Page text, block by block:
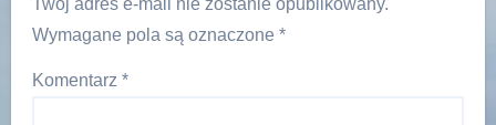
Twój adres e-mail nie zostanie opublikowany.
Wymagane pola są oznaczone *
Komentarz *